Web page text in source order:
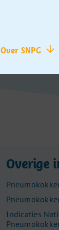
Over SNPG
Overige
Indicaties